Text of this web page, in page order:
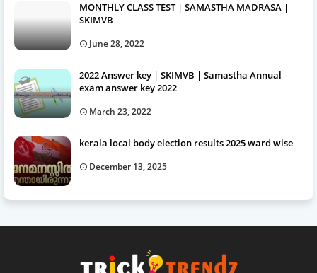
MONTHLY CLASS TEST | SAMASTHA MADRASA |
SKIMVB
June 28, 2022
2022 Answer key | SKIMVB | Samastha Annual
exam answer key 2022
March 23, 2022
kerala local body election results 2025 ward wise
December 13, 2025